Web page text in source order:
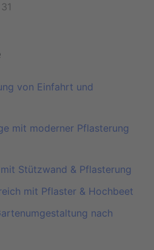
von Einfahrt und
mit moderner Pflasterung
Stützwand & Pflasterung
mit Pflaster & Hochbeet
nach